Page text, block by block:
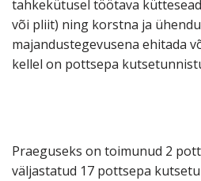
tahkekütusel töötava
või pliit) ning korstna ja
majandustegevusena ehitada
kellel on pottsepa
Praeguseks on toimunud 2
väljastatud 17 pottsepa